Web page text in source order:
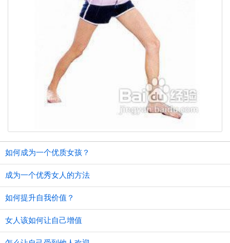
如何成为一个优质女孩？
成为一个优秀女人的方法
如何提升自我价值？
女人该如何让自己增值